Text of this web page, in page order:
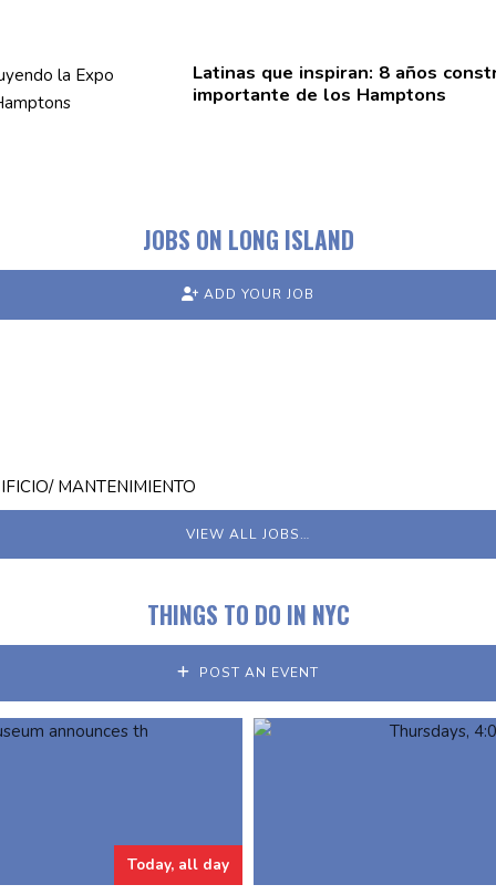
Latinas que inspiran: 8 años
importante de los Hamptons
JOBS ON LONG ISLAND
ADD YOUR JOB
MANTENIMIENTO
VIEW ALL JOBS…
THINGS TO DO IN NYC
POST AN EVENT
Today, all day